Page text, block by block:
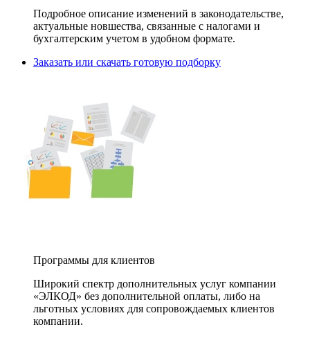
Подробное описание изменений в законодательстве,
актуальные новшества, связанные с налогами и
бухгалтерским учетом в удобном формате.
Заказать или скачать готовую подборку
Программы для клиентов
Широкий спектр дополнительных услуг компании
«ЭЛКОД» без дополнительной оплаты, либо на
льготных условиях для сопровождаемых клиентов
компании.